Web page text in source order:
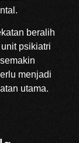
beralih
psikiatri
menjadi
utama.